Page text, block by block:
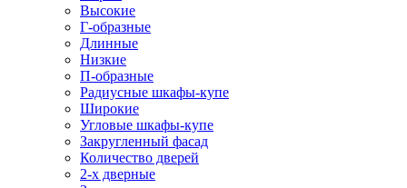
Высокие
Г-образные
Длинные
Низкие
П-образные
Радиусные шкафы-купе
Широкие
Угловые шкафы-купе
Закругленный фасад
Количество дверей
2-х дверные